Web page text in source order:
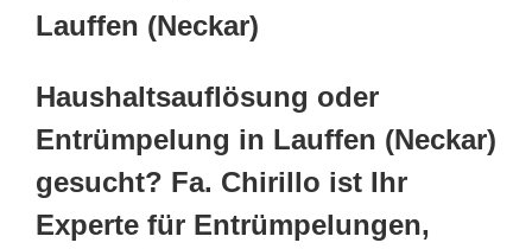
Lauffen (Neckar)
Haushaltsauflösung oder
Entrümpelung in Lauffen (Neckar)
gesucht? Fa. Chirillo ist Ihr
Experte für Entrümpelungen,